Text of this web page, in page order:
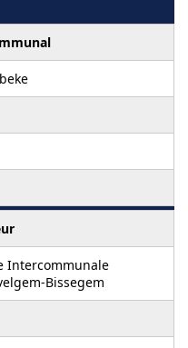
Intercommunale
Bissegem